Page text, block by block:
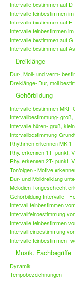
Intervalle bestimmen auf D
Intervalle feinbestimmen
Intervalle bestimmen auf E
Intervalle feinbestimmen
Intervalle bestimmen auf G
Intervalle bestimmen auf As
Dreiklänge
Dur-, Moll- und verm-
Dreiklänge- Dur, moll
Gehörbildung
Intervalle bestimmen MKI-
Intervallbestimmung-
Intervalle hören- groß,
Intervallbestimmung-
Rhythmen erkennen MK 1
Rhy. erkennen 1T- punkt.
Rhy. erkennen 2T- punkt.
Tonfolgen - Motive
Dur- und Molldreiklang
Melodien Tongeschlecht
Gehörbildung Intervalle -
Intervall feinbestimmen
Intervallfeinbestimmung
Intervalle feinbestimmen
Intervallfeinbestimmung
Intervalle feinbestimmen-
Musik. Fachbegriffe
Dynamik
Tempobezeichnungen